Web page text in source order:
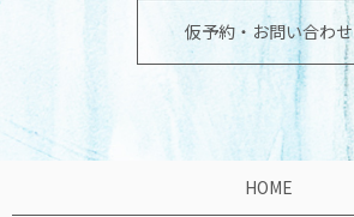
仮予約・お問い合わせ
HOME